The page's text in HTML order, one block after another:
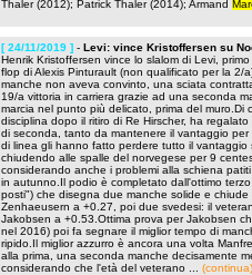
Thaler (2012); Patrick Thaler (2014); Armand
[ 24/11/2019 ] - Levi: vince Kristoffersen su
Henrik Kristoffersen vince lo slalom di Levi,
flop di Alexis Pinturault (non qualificato per la 2/
manche non aveva convinto, una sciata
19/a vittoria in carriera grazie ad una seconda
marcia nel punto più delicato, prima del
disciplina dopo il ritiro di Re Hirscher, ha
di seconda, tanto da mantenere il vantaggio
di linea gli hanno fatto perdere tutto il
chiudendo alle spalle del norvegese per 9
considerando anche i problemi alla schiena
in autunno.Il podio è completato dall'ottimo
posti") che disegna due manche solide e
Zenhaeusern a +0.27, poi due svedesi: il
Jakobsen a +0.53.Ottima prova per Jakobsen
nel 2016) poi fa segnare il miglior tempo di
ripido.Il miglior azzurro è ancora una volta
alla prima, una seconda manche decisamente
considerando che l'età del veterano ... (continua)